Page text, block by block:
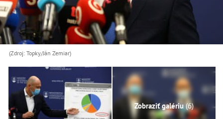
(Zdroj: Topky/Ján Zemiar)
Zobraziť galériu(6)